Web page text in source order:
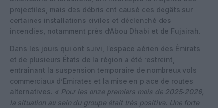
projectiles, mais des débris ont causé des dégâts sur
certaines installations civiles et déclenché des
incendies, notamment près d’Abou Dhabi et de Fujairah.
Dans les jours qui ont suivi, l’espace aérien des Émirats
et de plusieurs États de la région a été restreint,
entraînant la suspension temporaire de nombreux vols
commerciaux d’Emirates et la mise en place de routes
alternatives. « Pour les onze premiers mois de 2025‑2026,
la situation au sein du groupe était très positive. Une forte